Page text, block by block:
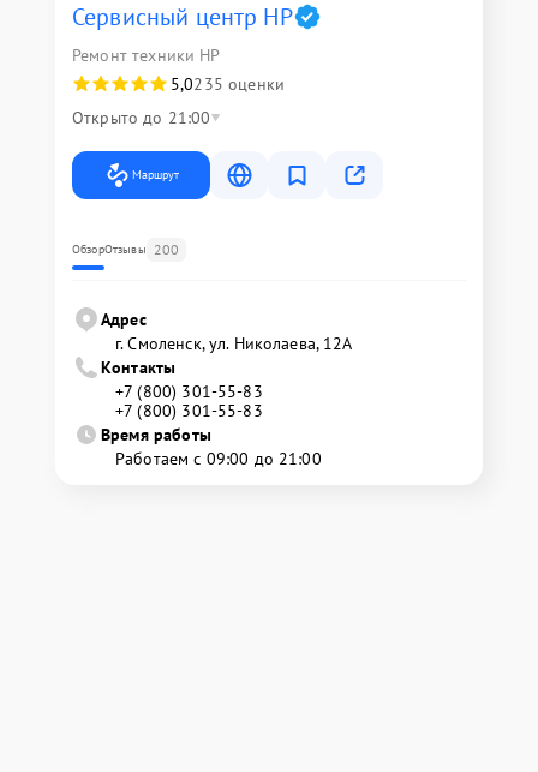
Сервисный центр HP
Ремонт техники HP
5,0235 оценки
Открыто до 21:00
Маршрут
ОбзорОтзывы 200
Адрес
г. Смоленск, ул. Николаева, 12А
Контакты
+7 (800) 301-55-83
+7 (800) 301-55-83
Время работы
Работаем с 09:00 до 21:00